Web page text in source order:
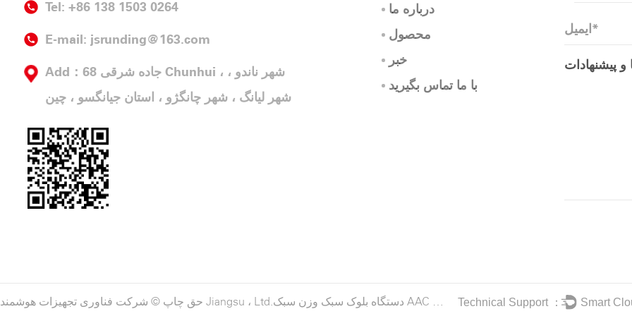
Tel: +86 138 1503 0264
E-mail: jsrunding@163.com
Add：68 جاده شرقی Chunhui ، شهر ناندو ،
شهر لیانگ ، شهر چانگژو ، استان جیانگسو ، چین
درباره ما
محصول
خبر
با ما تماس بگیرید
حق چاپ © شرکت فناوری تجهیزات هوشمند Jiangsu ، Ltd. دستگاه بلوک سبک وزن سبک AAC پانل ALC سفارشی خلوت
Technical Support ： Smart